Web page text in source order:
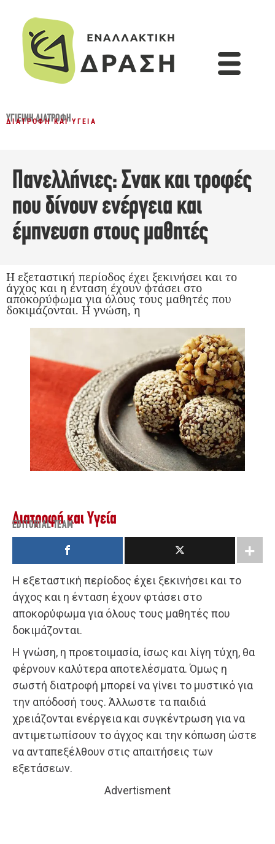
ΥΓΙΕΙΝΉ ΔΙΑΤΡΟΦΉ
ΔΙΑΤΡΟΦΉ ΚΑΙ ΥΓΕΊΑ
Πανελλήνιες: Σνακ και τροφές
που δίνουν ενέργεια και
έμπνευση στους μαθητές
Η εξεταστική περίοδος έχει ξεκινήσει και το
άγχος και η ένταση έχουν φτάσει στο
αποκορύφωμα για όλους τους μαθητές που
δοκιμάζονται. Η γνώση, η
Διατροφή και Υγεία
EDITORIAL TEAM
Η εξεταστική περίοδος έχει ξεκινήσει και το
άγχος και η ένταση έχουν φτάσει στο
αποκορύφωμα για όλους τους μαθητές που
δοκιμάζονται.
Η γνώση, η προετοιμασία, ίσως και λίγη τύχη, θα
φέρνουν καλύτερα αποτελέσματα. Όμως η
σωστή διατροφή μπορεί να γίνει το μυστικό για
την απόδοσή τους. Άλλωστε τα παιδιά
χρειάζονται ενέργεια και συγκέντρωση για να
αντιμετωπίσουν το άγχος και την κόπωση ώστε
να ανταπεξέλθουν στις απαιτήσεις των
εξετάσεων.
Advertisment